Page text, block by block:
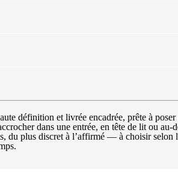
dans une entrée, en tête de lit ou au-
du plus discret à l’affirmé — à choisir selon